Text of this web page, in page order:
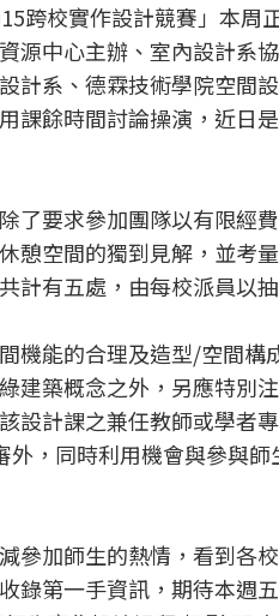
跨校實作設計競賽」本
源中心主辦、室內設計系
計系、德霖技術學院空間
課餘時間討論操演，近日
了要求參加團隊以有限經
憩空間的獨到見解，並考
計有五處，由每校派員以
機能的合理及造型/空間
建築概念之外，另應特別
設計課之兼任教師或學者
，同時利用機會與參與
參加師生的熱情，看到各
錄第一手資訊，期待本週